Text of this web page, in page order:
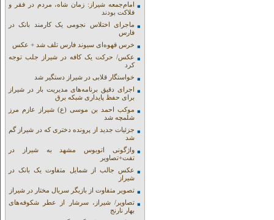
امام‌جمعه شیراز: زمان شاه، مردم در فقر و
فلاکت بودند
ماجرای اختلاس نجومی یک کارمند بانک در
فارس
خرس قهوه‌ای سیوند فارس تلف شد + عکس
عکس/ حرکت یک کافه در شیراز جلب توجه
کرد
خواستگار قلابی در شیراز دستگیر شد
اجرای دقیق برنامه‌های مدیریت بار در شیراز
برای حفظ پایداری شبکه برق
موکب احمد بن موسی (ع) شیراز عازم مرز
شلمچه شد
جزئیات جدید از پرونده دختری که در شیراز گم
شد
واژگونی اتوبوس مشهد به شیراز در
تفت+تصاویر
عکس جالب از شمایل متفاوت یک بانک در
شیراز
تصویر متفاوت از بازیگر سریال مختار در شیراز
تصاویر/ شیراز، سرشار از عطر شکوفه‌های
بهار نارنج